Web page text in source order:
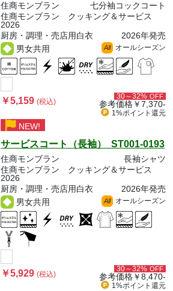
住商モンブラン
七分袖コックコート
住商モンブラン クッキング＆サービス
2026
厨房・調理・売店用白衣
2026年発売
男女共用
All オールシーズン
￥5,159(税込)
30～32% OFF
参考価格￥7,370-
1%ポイント 還元
NEW!
サービスコート（長袖） ST001-0193
住商モンブラン
長袖シャツ
住商モンブラン クッキング＆サービス
2026
厨房・調理・売店用白衣
2026年発売
男女共用
All オールシーズン
￥5,929(税込)
30～32% OFF
参考価格￥8,470-
1%ポイント 還元